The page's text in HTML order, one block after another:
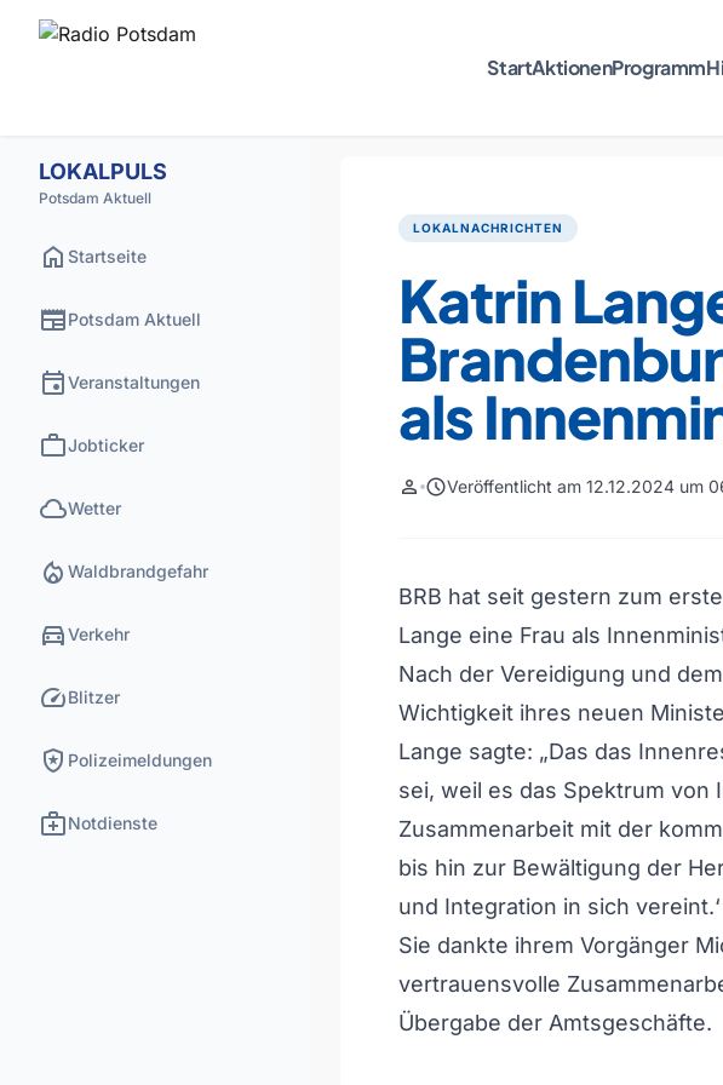
StartAktionenProgramm
LOKALPULS
Potsdam Aktuell
home Startseite
newspaperPotsdam Aktuell
eventVeranstaltungen
workJobticker
cloudWetter
local_fire_department Waldbrandgefahr
directions_carVerkehr
speedBlitzer
local_police Polizeimeldungen
medical_servicesNotdienste
LOKALNACHRICHTEN
Katrin
als
person scheduleVeröffentlicht am 12.12.2024 um
BRB hat seit gestern zum
Lange eine Frau als
Nach der Vereidigung und
Wichtigkeit ihres neuen
Lange sagte: „Das das
sei, weil es das Spektrum von
Zusammenarbeit mit der
bis hin zur Bewältigung der
und Integration in sich vereint.‘
Sie dankte ihrem Vorgänger
vertrauensvolle
Übergabe der Amtsgeschäfte.